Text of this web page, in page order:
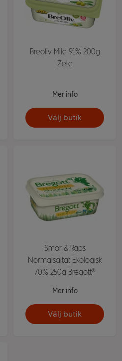
Breoliv Mild 91% 200g
Zeta
Mer info
Välj butik
Smör & Raps
Normalsaltat Ekologisk
70% 250g Bregott®
Mer info
Välj butik